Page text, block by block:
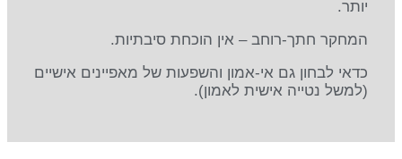
יותר.
המחקר חתך-רוחב – אין הוכחת סיבתיות.
כדאי לבחון גם אי-אמון והשפעות של מאפיינים אישיים
(למשל נטייה אישית לאמון).